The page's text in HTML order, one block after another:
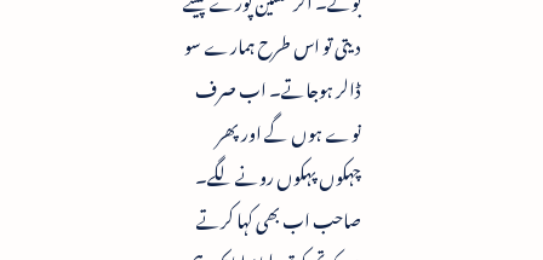
دیتی تو اس طرح ہمارے سو
ڈالر ہوجاتے۔ اب صرف
نوے ہوں گے اور پھر
چہکوں پہکوں رونے لگے۔
صاحب اب بھی کہا کرتے